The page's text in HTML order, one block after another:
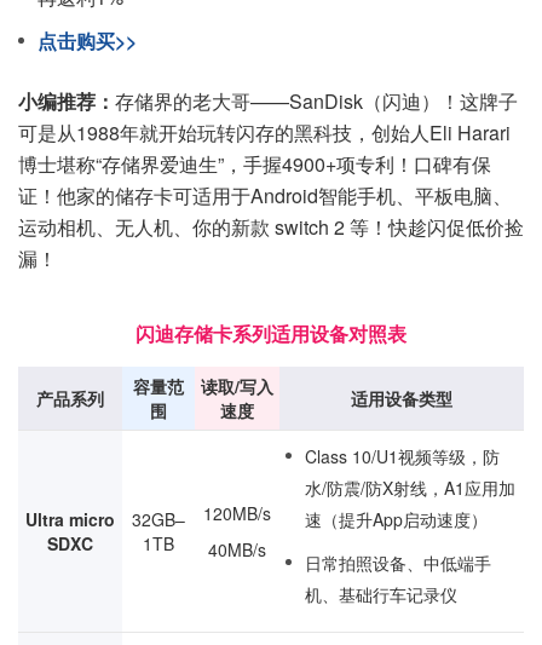
点击购买>>
小编推荐： 存储界的老大哥——SanDisk（闪迪）！这牌子
可是从1988年就开始玩转闪存的黑科技，创始人Eli Harari
博士堪称“存储界爱迪生”，手握4900+项专利！口碑有保
证！他家的储存卡可适用于Android智能手机、平板电脑、
运动相机、无人机、你的新款 switch 2 等！快趁闪促低价捡
漏！
闪迪存储卡系列适用设备对照表
产品系列
容量范
围
读取/写入
速度
适用设备类型
Ultra micro
SDXC
32GB–
1TB
120MB/s
40MB/s
Class 10/U1视频等级，防
水/防震/防X射线，A1应用加
速（提升App启动速度）
日常拍照设备、中低端手
机、基础行车记录仪